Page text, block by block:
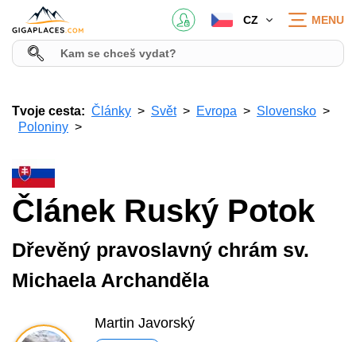
CZ MENU
Tvoje cesta: Články Svět Evropa
Slovensko
Poloniny
Článek Ruský Potok
Dřevěný pravoslavný chrám sv.
Michaela Archanděla
Martin Javorský